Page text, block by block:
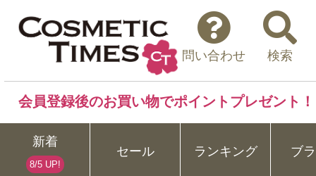
問い合わせ 検索
会員登録後のお買い物でポイントプレゼント！
新着
8/5 UP!
セール ランキング ブ